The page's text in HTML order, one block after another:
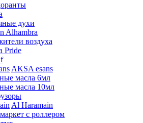
духи
Alhambra
воздуха
Pride
AKSA esans
масла 6мл
масла 10мл
Al Haramain
с роллером